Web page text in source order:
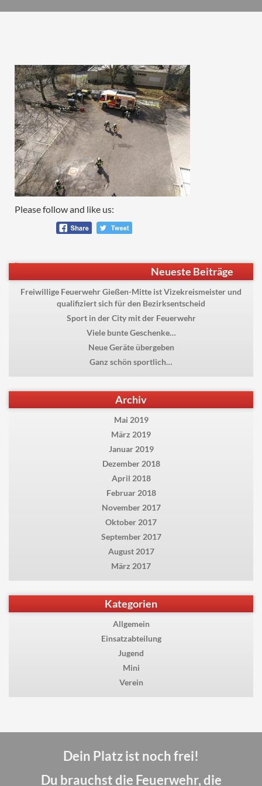
Please follow and like us:
Beitragsnavigation
Previous
Üben für die Hessische
Feuerwehrleistungsübung
Neueste Beiträge
Freiwillige Feuerwehr Gießen-Mitte ist Vizekreismeister und
qualifiziert sich für den Bezirksentscheid
Sport in der City mit der Feuerwehr
Viele bunte Geschenke…
Neue Geräte übergeben
Ganz schön sportlich…
Archiv
Mai 2019
März 2019
Januar 2019
Dezember 2018
April 2018
Februar 2018
November 2017
Oktober 2017
September 2017
August 2017
März 2017
Kategorien
Allgemein
Einsatzabteilung
Jugend
Mini
Verein
Dein Platz ist noch frei!
Du brauchst die Feuerwehr, die